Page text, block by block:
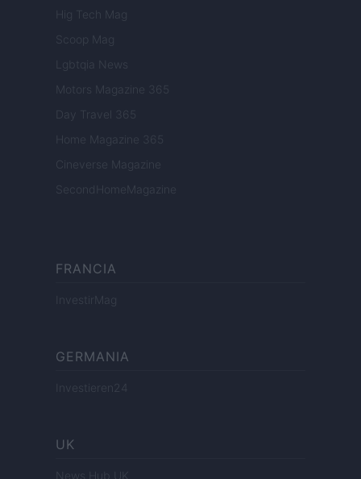
Hig Tech Mag
Scoop Mag
Lgbtqia News
Motors Magazine 365
Day Travel 365
Home Magazine 365
Cineverse Magazine
SecondHomeMagazine
FRANCIA
InvestirMag
GERMANIA
Investieren24
UK
News Hub UK